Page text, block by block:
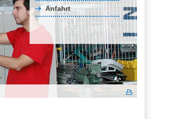
Anfahrt